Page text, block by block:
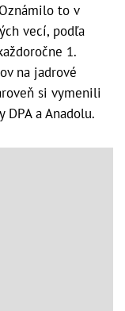
to v
vecí, podľa
1.
na jadrové
si vymenili
a Anadolu.